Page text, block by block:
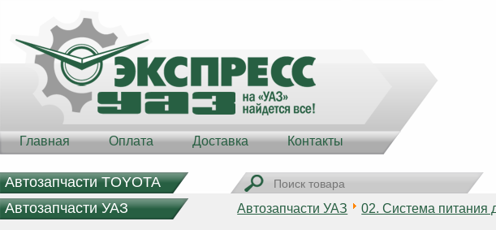
Главная Оплата Доставка Контакты
Автозапчасти TOYOTA
Автозапчасти УАЗ
Автозапчасти УАЗ 02. Система питания